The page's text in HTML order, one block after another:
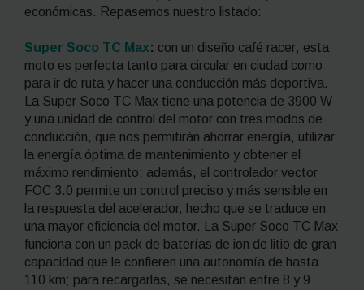
económicas. Repasemos nuestro listado:
Super Soco TC Max: con un diseño café racer, esta
moto es perfecta tanto para circular en ciudad como
para ir de ruta y hacer una conducción más deportiva.
La Super Soco TC Max tiene una potencia de 3900 W
y una unidad de control del motor con tres modos de
conducción, que nos permitirán ahorrar energía, utilizar
la energía óptima de mantenimiento y obtener el
máximo rendimiento; además, el controlador vector
FOC 3.0 permite un control preciso y más sensible en
la respuesta del acelerador, hecho que se traduce en
una mayor eficiencia del motor. La Super Soco TC Max
funciona con un pack de baterías de ion de litio de gran
capacidad que le confieren una autonomía de hasta
110 km; para recargarlas, se necesitan entre 8 y 9